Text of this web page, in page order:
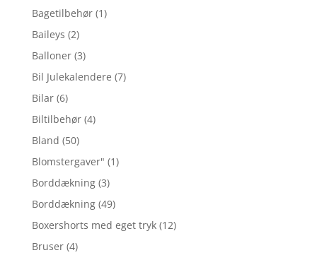
Bagetilbehør (1)
Baileys (2)
Balloner (3)
Bil Julekalendere (7)
Bilar (6)
Biltilbehør (4)
Bland (50)
Blomstergaver" (1)
Borddækning (3)
Borddækning (49)
Boxershorts med eget tryk (12)
Bruser (4)